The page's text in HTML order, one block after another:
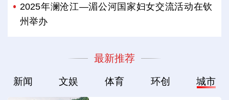
2025年澜沧江—湄公河国家妇女交流活动在钦
州举办
最新推荐
新闻 文娱 体育 环创 城市